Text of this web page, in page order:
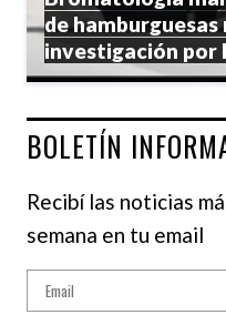
de
investigación por
BOLETÍN
Recibí las noticias
semana en tu email